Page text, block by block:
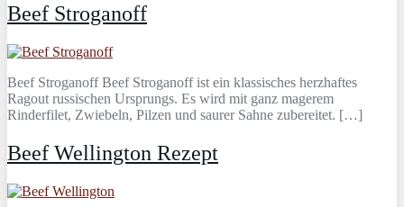
Beef Stroganoff
Beef Stroganoff Beef Stroganoff ist ein klassisches herzhaftes
Ragout russischen Ursprungs. Es wird mit ganz magerem
Rinderfilet, Zwiebeln, Pilzen und saurer Sahne zubereitet. […]
Beef Wellington Rezept